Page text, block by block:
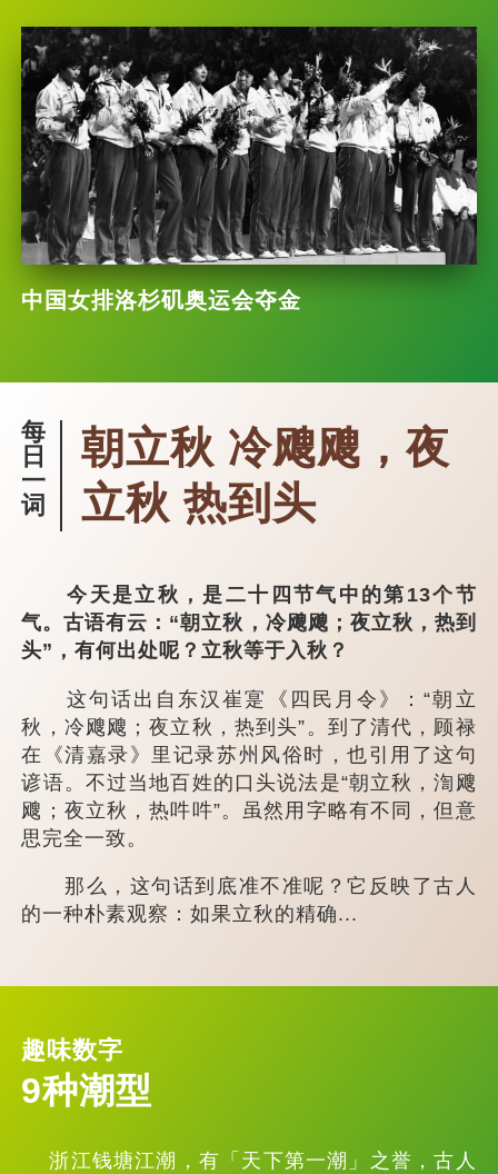
中国女排洛杉矶奥运会夺金
每
日
一
词
朝立秋 冷飕飕，夜
立秋 热到头
今天是立秋，是二十四节气中的第13个节
气。古语有云：“朝立秋，冷飕飕；夜立秋，热到
头”，有何出处呢？立秋等于入秋？
这句话出自东汉崔寔《四民月令》：“朝立
秋，冷飕飕；夜立秋，热到头”。到了清代，顾禄
在《清嘉录》里记录苏州风俗时，也引用了这句
谚语。不过当地百姓的口头说法是“朝立秋，渹飕
飕；夜立秋，热吽吽”。虽然用字略有不同，但意
思完全一致。
那么，这句话到底准不准呢？它反映了古人
的一种朴素观察：如果立秋的精确...
趣味数字
9种潮型
浙江钱塘江潮，有「天下第一潮」之誉，古人